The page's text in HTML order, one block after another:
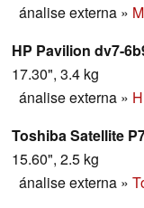
ánalise externa »
HP Pavilion dv7-
17.30", 3.4 kg
ánalise externa »
Toshiba Satellite
15.60", 2.5 kg
ánalise externa »